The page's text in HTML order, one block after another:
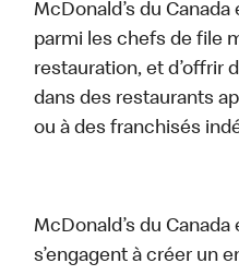
McDonald’s du
parmi les chefs de file
restauration, et d’offrir
dans des restaurants
ou à des franchisés
McDonald’s du
s’engagent à créer un